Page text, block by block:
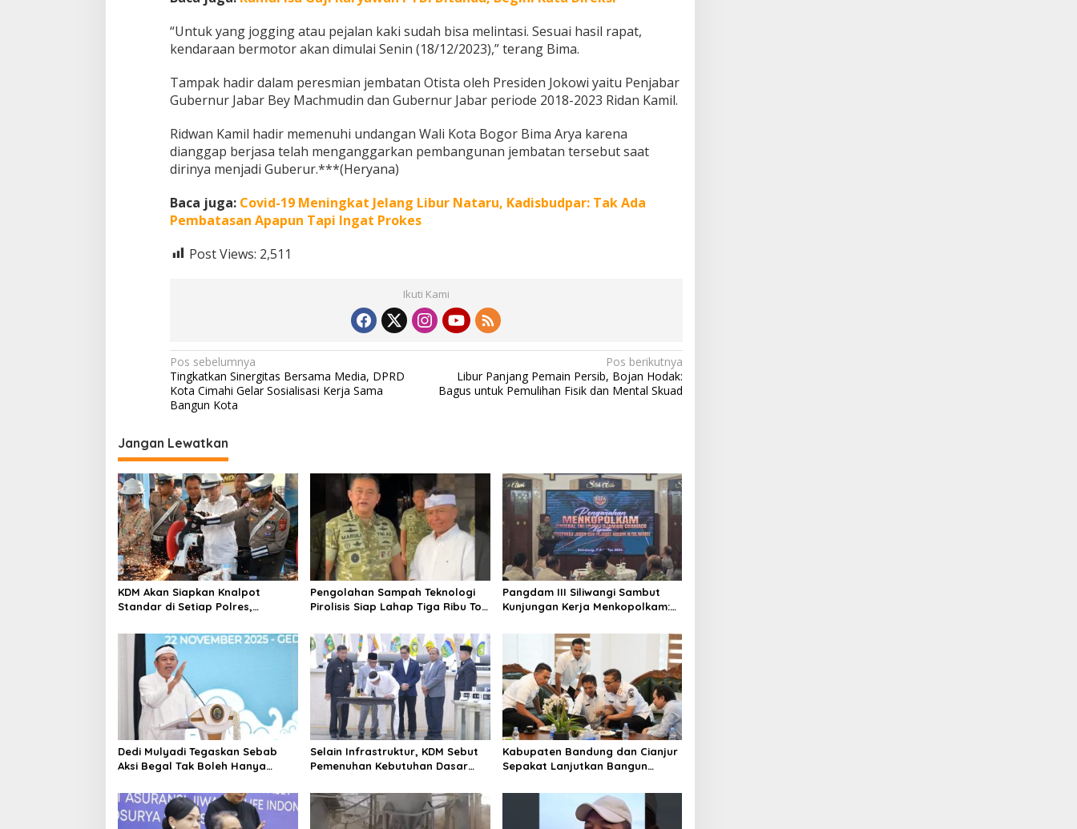
“Untuk yang jogging atau pejalan kaki sudah bisa melintasi. Sesuai hasil rapat,
kendaraan bermotor akan dimulai Senin (18/12/2023),” terang Bima.
Tampak hadir dalam peresmian jembatan Otista oleh Presiden Jokowi yaitu Penjabar
Gubernur Jabar Bey Machmudin dan Gubernur Jabar periode 2018-2023 Ridan Kamil.
Ridwan Kamil hadir memenuhi undangan Wali Kota Bogor Bima Arya karena
dianggap berjasa telah menganggarkan pembangunan jembatan tersebut saat
dirinya menjadi Guberur.***(Heryana)
Baca juga: Covid-19 Meningkat Jelang Libur Nataru, Kadisbudpar: Tak Ada
Pembatasan Apapun Tapi Ingat Prokes
Post Views: 2,511
Ikuti Kami
N
a
v
i
g
a
s
i
p
o
s
Pos sebelumnya
Tingkatkan Sinergitas Bersama Media, DPRD
Kota Cimahi Gelar Sosialisasi Kerja Sama
Bangun Kota
Pos berikutnya
Libur Panjang Pemain Persib, Bojan Hodak:
Bagus untuk Pemulihan Fisik dan Mental Skuad
Jangan Lewatkan
KDM Akan Siapkan Knalpot
Standar di Setiap Polres,
Tertangkap Langsung Ganti
Pengolahan Sampah Teknologi
Pirolisis Siap Lahap Tiga Ribu Ton
Pangdam III Siliwangi Sambut
Kunjungan Kerja Menkopolkam:
Dedi Mulyadi Tegaskan Sebab
Aksi Begal Tak Boleh Hanya
Selain Infrastruktur, KDM Sebut
Pemenuhan Kebutuhan Dasar
Jabar 2027
Kabupaten Bandung dan Cianjur
Sepakat Lanjutkan Bangun
Pertumbuhan Ekonomi Daerah